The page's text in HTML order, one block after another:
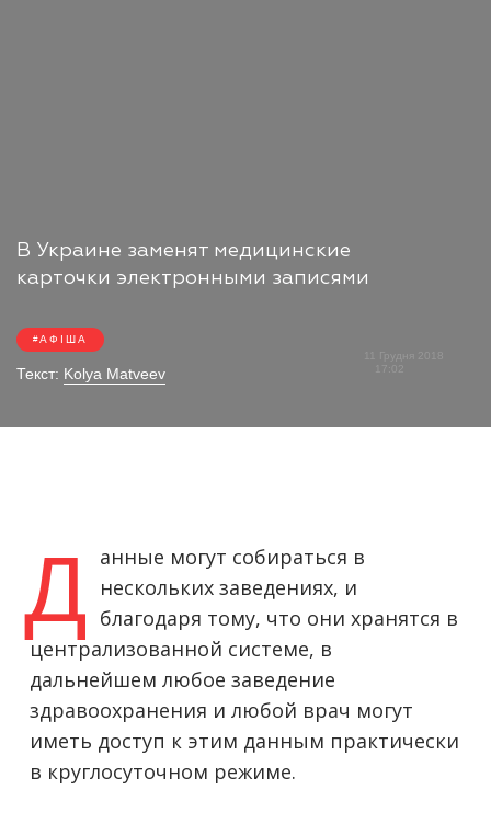
В Украине заменят медицинские
карточки электронными записями
АФІША
Текст: Kolya Matveev
11 Грудня 2018
17:02
Д анные могут собираться в
нескольких заведениях, и
благодаря тому, что они хранятся в
централизованной системе, в
дальнейшем любое заведение
здравоохранения и любой врач могут
иметь доступ к этим данным практически
в круглосуточном режиме.